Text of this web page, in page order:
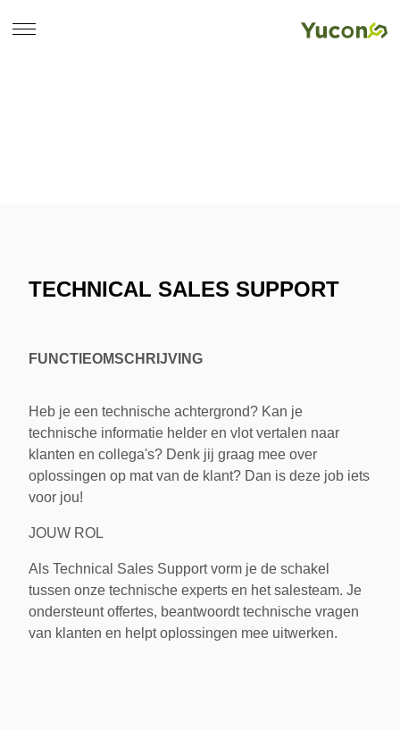
TECHNICAL SALES SUPPORT
FUNCTIEOMSCHRIJVING
Heb je een technische achtergrond? Kan je
technische informatie helder en vlot vertalen naar
klanten en collega's? Denk jij graag mee over
oplossingen op mat van de klant? Dan is deze job iets
voor jou!
JOUW ROL
Als Technical Sales Support vorm je de schakel
tussen onze technische experts en het salesteam. Je
ondersteunt offertes, beantwoordt technische vragen
van klanten en helpt oplossingen mee uitwerken.